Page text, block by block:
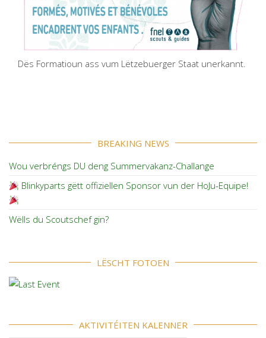
Dës Formatioun ass vum Lëtzebuerger Staat unerkannt.
BREAKING NEWS
Wou verbréngs DU deng Summervakanz-Challange
Blinkyparts gëtt offiziellen Sponsor vun der HoJu-Equipe!
Wëlls du Scoutschef gin?
LËSCHT FOTOEN
AKTIVITÉITEN KALENNER